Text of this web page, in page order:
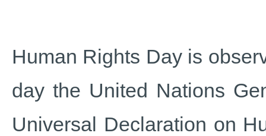
Human Rights Day is
day the United Nations
Universal Declaration on